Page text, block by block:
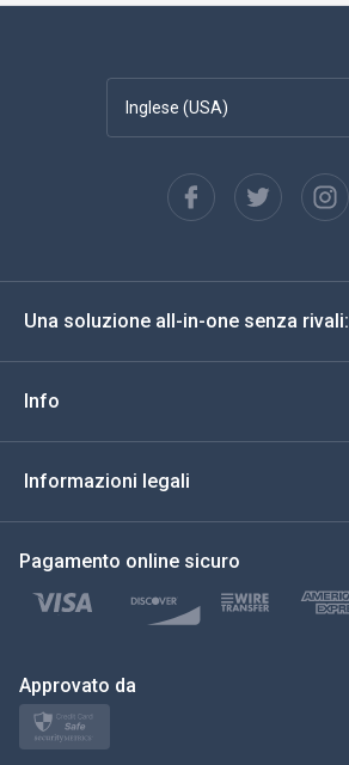
Inglese (USA)
Español
Deutsch
Türkçe
Polski
日本
Una soluzione all-in-one senza rivali:
Info
Informazioni legali
Pagamento online sicuro
Approvato da